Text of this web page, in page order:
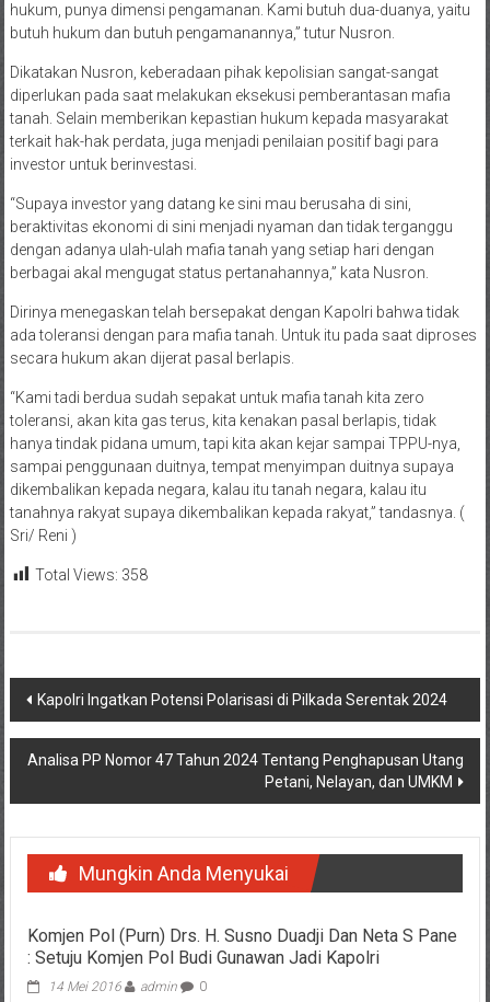
hukum, punya dimensi pengamanan. Kami butuh dua-duanya, yaitu
butuh hukum dan butuh pengamanannya,” tutur Nusron.
Dikatakan Nusron, keberadaan pihak kepolisian sangat-sangat
diperlukan pada saat melakukan eksekusi pemberantasan mafia
tanah. Selain memberikan kepastian hukum kepada masyarakat
terkait hak-hak perdata, juga menjadi penilaian positif bagi para
investor untuk berinvestasi.
“Supaya investor yang datang ke sini mau berusaha di sini,
beraktivitas ekonomi di sini menjadi nyaman dan tidak terganggu
dengan adanya ulah-ulah mafia tanah yang setiap hari dengan
berbagai akal mengugat status pertanahannya,” kata Nusron.
Dirinya menegaskan telah bersepakat dengan Kapolri bahwa tidak
ada toleransi dengan para mafia tanah. Untuk itu pada saat diproses
secara hukum akan dijerat pasal berlapis.
“Kami tadi berdua sudah sepakat untuk mafia tanah kita zero
toleransi, akan kita gas terus, kita kenakan pasal berlapis, tidak
hanya tindak pidana umum, tapi kita akan kejar sampai TPPU-nya,
sampai penggunaan duitnya, tempat menyimpan duitnya supaya
dikembalikan kepada negara, kalau itu tanah negara, kalau itu
tanahnya rakyat supaya dikembalikan kepada rakyat,” tandasnya. (
Sri/ Reni )
Total Views: 358
Navigasi
pos
Kapolri Ingatkan Potensi Polarisasi di Pilkada Serentak 2024
Analisa PP Nomor 47 Tahun 2024 Tentang Penghapusan Utang
Petani, Nelayan, dan UMKM
Mungkin Anda Menyukai
Komjen Pol (Purn) Drs. H. Susno Duadji Dan Neta S Pane
: Setuju Komjen Pol Budi Gunawan Jadi Kapolri
14 Mei 2016 admin 0